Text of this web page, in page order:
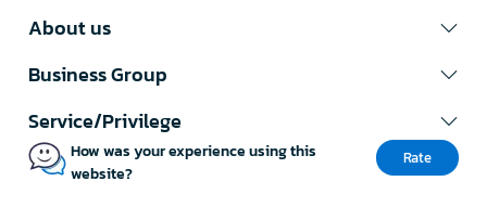
About us
Business Group
Service/Privilege
How was your experience using this
website?
Rate